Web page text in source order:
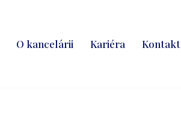
O kancelárii Kariéra Kontakt